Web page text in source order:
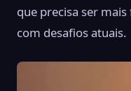
que precisa ser
com desafios atuais.